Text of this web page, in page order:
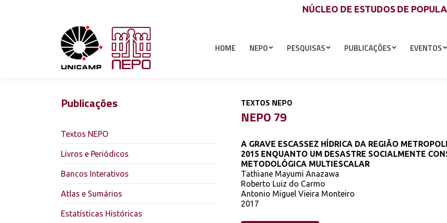
NÚCLEO DE ESTUDOS DE
HOME NEPO PESQUISAS PUBLICAÇÕES EVENTOS
Publicações
Textos NEPO
Livros e Periódicos
Bancos Interativos
Atlas e Sumários
Estatísticas Históricas
TEXTOS NEPO
NEPO 79
A GRAVE ESCASSEZ HÍDRICA DA REGIÃO
2015 ENQUANTO UM DESASTRE SOCIALMENTE
METODOLÓGICA MULTIESCALAR
Tathiane Mayumi Anazawa
Roberto Luiz do Carmo
Antonio Miguel Vieira Monteiro
2017